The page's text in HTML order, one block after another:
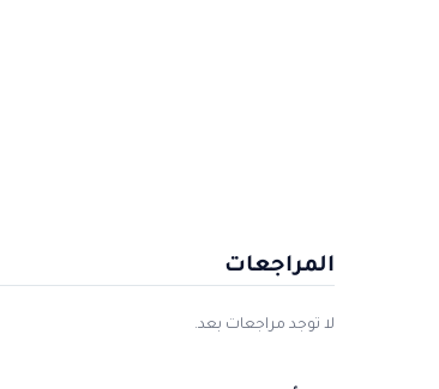
المراجعات
لا توجد مراجعات بعد.